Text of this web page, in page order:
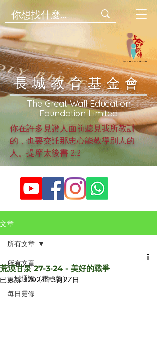
​長城教育基金會
​The Great Wall Education
Foundation Limited
你在許多見證人面前聽見我所教訓
的，也要交託那忠心能教導別人的
人。提摩太後書 2:2
文章
所有文章
長城通訊（電子版）
每日靈修
所有文章
荒漠甘泉 27-3-24 - 美好的戰爭
已更新：2024年3月27日